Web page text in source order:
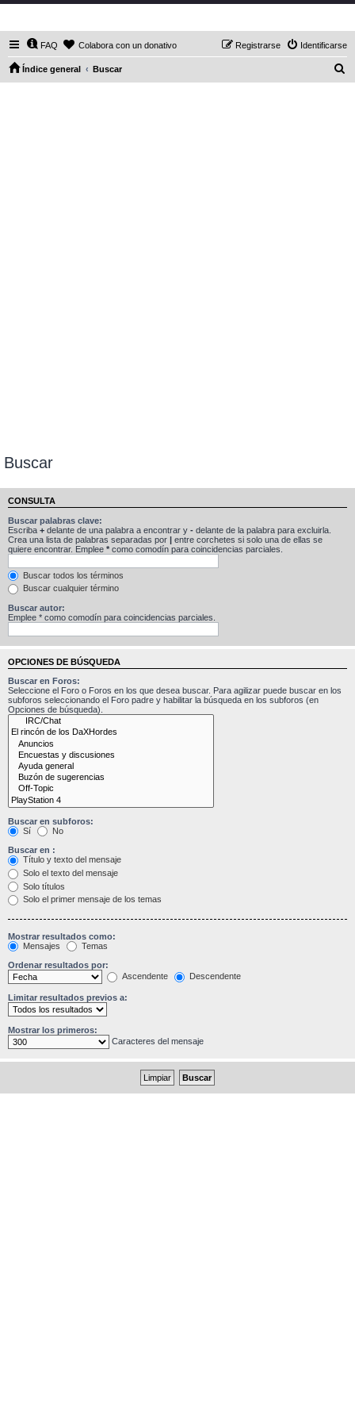
FAQ Colabora con un donativo Identificarse
Registrarse
Índice general Buscar
Buscar
CONSULTA
Buscar palabras clave:
Escriba + delante de una palabra a encontrar y - delante de la palabra para excluirla.
Crea una lista de palabras separadas por | entre corchetes si solo una de ellas se
quiere encontrar. Emplee * como comodín para coincidencias parciales.
Buscar todos los términos
Buscar cualquier término
Buscar autor:
Emplee * como comodín para coincidencias parciales.
OPCIONES DE BÚSQUEDA
Buscar en Foros:
Seleccione el Foro o Foros en los que desea buscar. Para agilizar puede buscar en los
subforos seleccionando el Foro padre y habilitar la búsqueda en los subforos (en
Opciones de búsqueda).
Buscar en subforos:
Sí
No
Buscar en :
Título y texto del mensaje
Solo el texto del mensaje
Solo títulos
Solo el primer mensaje de los temas
Mostrar resultados como:
Mensajes
Temas
Ordenar resultados por:
Ascendente
Descendente
Limitar resultados previos a:
Mostrar los primeros:
Caracteres del mensaje